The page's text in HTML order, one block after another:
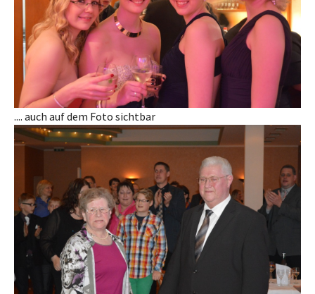
.... auch auf dem Foto sichtbar